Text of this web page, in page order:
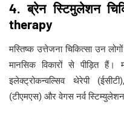
4. ब्रेन स्टिमुलेशन
therapy
मस्तिष्क उत्तेजना चिकित्सा उन
मानसिक विकारों से पीड़ित हैं।
इलेक्ट्रोकन्वल्सिव थेरेपी
(टीएमएस) और वेगस नर्व